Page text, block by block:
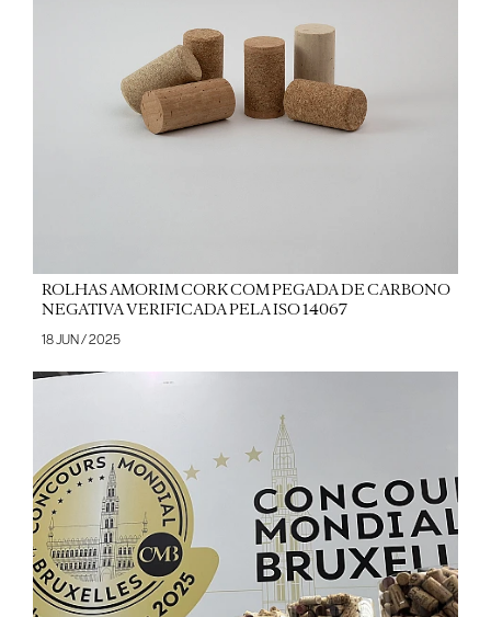
ROLHAS AMORIM CORK COM PEGADA DE CARBONO
NEGATIVA VERIFICADA PELA ISO 14067
18 JUN / 2025